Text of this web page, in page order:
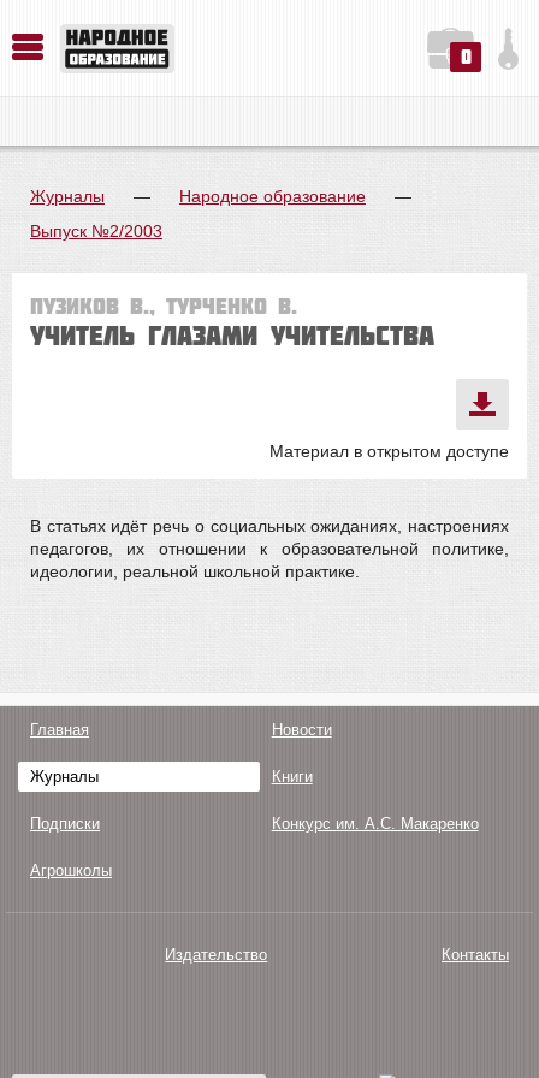
0
Журналы — Народное образование
—
Выпуск №2/2003
Пузиков В., Турченко В.
УЧИТЕЛЬ ГЛАЗАМИ УЧИТЕЛЬСТВА
Материал в открытом доступе
В статьях идёт речь о социальных ожиданиях, настроениях
педагогов, их отношении к образовательной политике,
идеологии, реальной школьной практике.
Главная Новости
Журналы Книги
Подписки Конкурс им. А.С. Макаренко
Агрошколы
Издательство Контакты